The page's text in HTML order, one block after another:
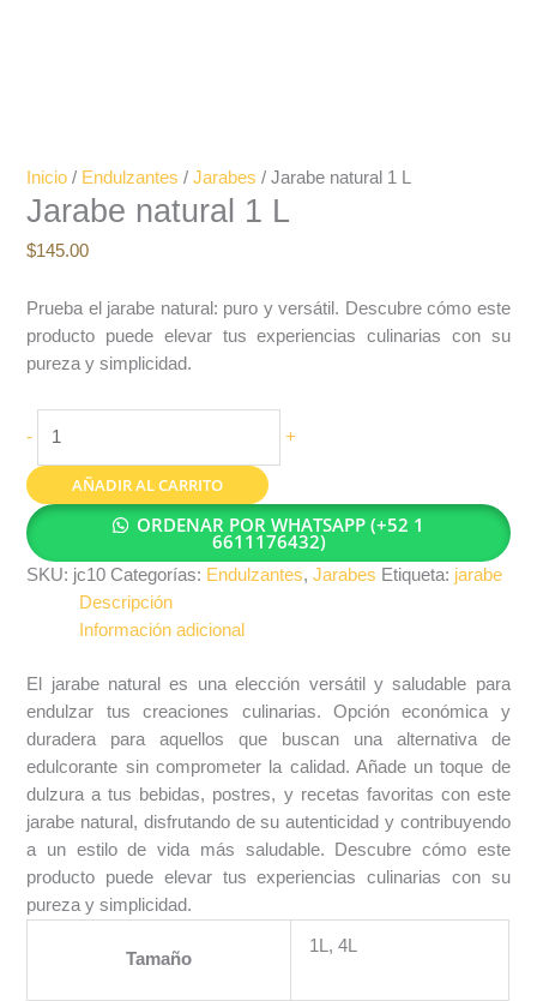
Inicio / Endulzantes /Jarabes / Jarabe natural 1 L
Jarabe natural 1 L
$145.00
Prueba el jarabe natural: puro y versátil. Descubre cómo este
producto puede elevar tus experiencias culinarias con su
pureza y simplicidad.
- +
AÑADIR AL CARRITO
ORDENAR POR WHATSAPP (+52 1
6611176432)
SKU: jc10 Categorías: Endulzantes,Jarabes Etiqueta: jarabe
Descripción
Información adicional
El jarabe natural es una elección versátil y saludable para
endulzar tus creaciones culinarias. Opción económica y
duradera para aquellos que buscan una alternativa de
edulcorante sin comprometer la calidad. Añade un toque de
dulzura a tus bebidas, postres, y recetas favoritas con este
jarabe natural, disfrutando de su autenticidad y contribuyendo
a un estilo de vida más saludable. Descubre cómo este
producto puede elevar tus experiencias culinarias con su
pureza y simplicidad.
Tamaño
1L, 4L